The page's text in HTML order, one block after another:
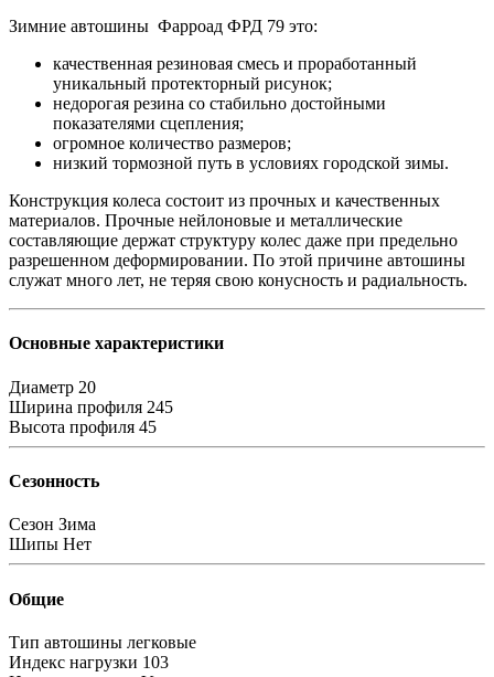
Зимние автошины Фарроад ФРД 79 это:
качественная резиновая смесь и проработанный
уникальный протекторный рисунок;
недорогая резина со стабильно достойными
показателями сцепления;
огромное количество размеров;
низкий тормозной путь в условиях городской зимы.
Конструкция колеса состоит из прочных и качественных
материалов. Прочные нейлоновые и металлические
составляющие держат структуру колес даже при предельно
разрешенном деформировании. По этой причине автошины
служат много лет, не теряя свою конусность и радиальность.
Основные характеристики
Диаметр 20
Ширина профиля 245
Высота профиля 45
Сезонность
Сезон Зима
Шипы Нет
Общие
Тип автошины легковые
Индекс нагрузки 103